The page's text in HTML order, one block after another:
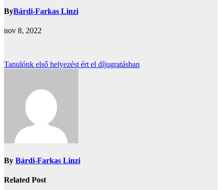
ByBárdi-Farkas Linzi
nov 8, 2022
Bejegyzés
Tanulónk első helyezést ért el díjugratásban
By Bárdi-Farkas Linzi
Related Post